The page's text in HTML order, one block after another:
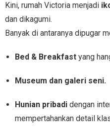
Kini, rumah Victoria menjadi
dan dikagumi.
Banyak di antaranya dipugar
Bed & Breakfast yang
Museum dan galeri seni.
Hunian pribadi dengan
mempertahankan detail